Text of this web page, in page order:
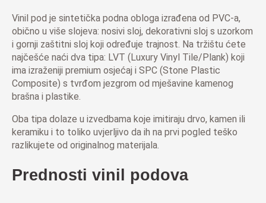
Vinil pod je sintetička podna obloga izrađena od PVC-a,
obično u više slojeva: nosivi sloj, dekorativni sloj s uzorkom
i gornji zaštitni sloj koji određuje trajnost. Na tržištu ćete
najčešće naći dva tipa: LVT (Luxury Vinyl Tile/Plank) koji
ima izraženiji premium osjećaj i SPC (Stone Plastic
Composite) s tvrđom jezgrom od mješavine kamenog
brašna i plastike.
Oba tipa dolaze u izvedbama koje imitiraju drvo, kamen ili
keramiku i to toliko uvjerljivo da ih na prvi pogled teško
razlikujete od originalnog materijala.
Prednosti vinil podova